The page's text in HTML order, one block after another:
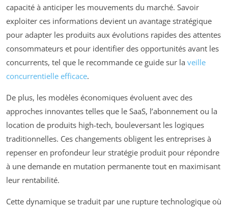
capacité à anticiper les mouvements du marché. Savoir
exploiter ces informations devient un avantage stratégique
pour adapter les produits aux évolutions rapides des attentes
consommateurs et pour identifier des opportunités avant les
concurrents, tel que le recommande ce guide sur la veille
concurrentielle efficace.
De plus, les modèles économiques évoluent avec des
approches innovantes telles que le SaaS, l’abonnement ou la
location de produits high-tech, bouleversant les logiques
traditionnelles. Ces changements obligent les entreprises à
repenser en profondeur leur stratégie produit pour répondre
à une demande en mutation permanente tout en maximisant
leur rentabilité.
Cette dynamique se traduit par une rupture technologique où